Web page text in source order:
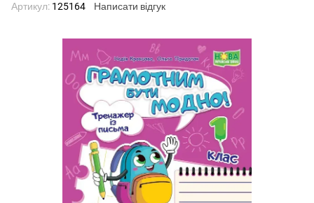
Артикул: 125164 Написати відгук